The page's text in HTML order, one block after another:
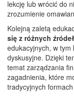
lekcję lub wrócić do
zrozumienie
Kolejną zaletą
się z różnych źródeł
edukacyjnych, w tym
dyskusyjne. Dzięki
temat zarządzania
zagadnienia, które
tradycyjnych